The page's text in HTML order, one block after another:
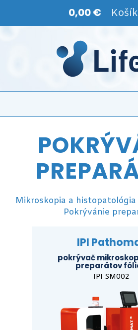
0,00 €
Mikroskopia a histopatológia
Pokrývánie
IPI
pokrývač
preparátov
IPI SM002